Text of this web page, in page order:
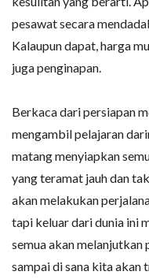
pesawat secara
Kalaupun dapat, harga
juga penginapan.
Berkaca dari persiapan
mengambil pelajaran
matang menyiapkan
yang teramat jauh dan
akan melakukan
tapi keluar dari dunia ini
semua akan melanjutkan
sampai di sana kita akan